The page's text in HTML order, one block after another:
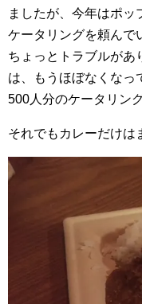
ましたが、今年はポッ
ケータリングを頼んで
ちょっとトラブルがあ
は、もうほぼなくなっ
500人分のケータリン
それでもカレーだけは